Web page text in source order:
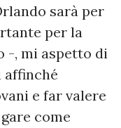
sarà per
per la
-, mi aspetto di
e far valere
come